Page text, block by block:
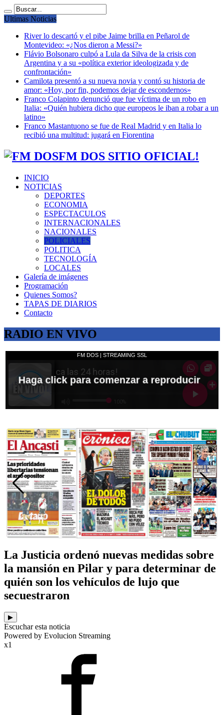
Ultimas Noticias
River lo descartó y el pibe Jaime brilla en Peñarol de
Montevideo: «¿Nos dieron a Messi?»
Flávio Bolsonaro culpó a Lula da Silva de la crisis con
Argentina y a su «política exterior ideologizada y de
confrontación»
Camilota presentó a su nueva novia y contó su historia de
amor: «Hoy, por fin, podemos dejar de escondernos»
Franco Colapinto denunció que fue víctima de un robo en
Italia: «Quién hubiera dicho que europeos le iban a robar a un
latino»
Franco Mastantuono se fue de Real Madrid y en Italia lo
recibió una multitud: jugará en Fiorentina
FM DOS SITIO OFICIAL!
INICIO
NOTICIAS
DEPORTES
ECONOMIA
ESPECTACULOS
INTERNACIONALES
NACIONALES
POLICIALES
POLITICA
TECNOLOGÍA
LOCALES
Galería de imágenes
Programación
Quienes Somos?
TAPAS DE DIARIOS
Contacto
RADIO EN VIVO
La Justicia ordenó nuevas medidas sobre
la mansión en Pilar y para determinar de
quién son los vehículos de lujo que
secuestraron
▶
Escuchar esta noticia
Powered by Evolucion Streaming
x1